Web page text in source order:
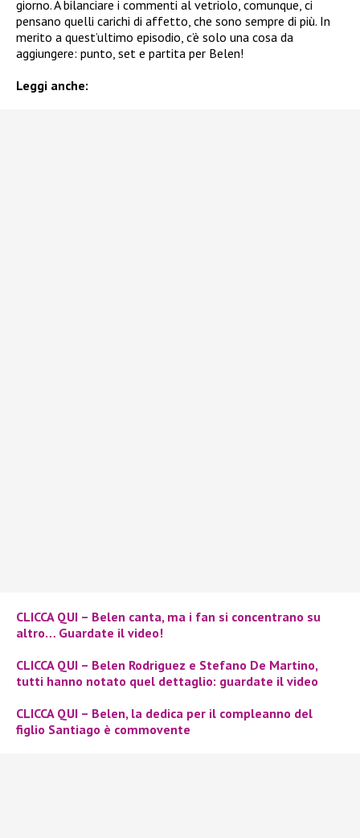
giorno. A bilanciare i commenti al vetriolo, comunque, ci
pensano quelli carichi di affetto, che sono sempre di più. In
merito a quest’ultimo episodio, c’è solo una cosa da
aggiungere: punto, set e partita per Belen!
Leggi anche:
CLICCA QUI – Belen canta, ma i fan si concentrano su
altro… Guardate il video!
CLICCA QUI – Belen Rodriguez e Stefano De Martino,
tutti hanno notato quel dettaglio: guardate il video
CLICCA QUI – Belen, la dedica per il compleanno del
figlio Santiago è commovente